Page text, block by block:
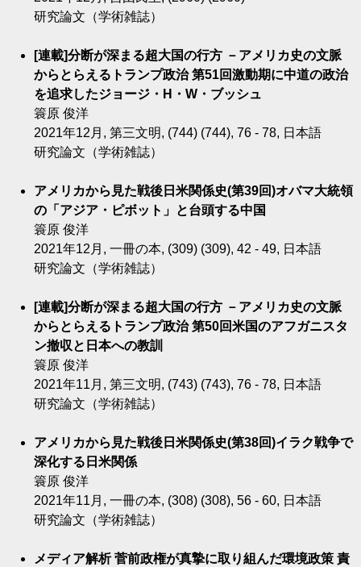
研究論文（学術雑誌）
[連載]分断が深まる超大国の行方 －アメリカ史の文脈
からとらえるトランプ政治 第51回激動期に中道の政治
を追求したジョージ・H・W・ブッシュ
簑原 俊洋
2021年12月, 第三文明, (744) (744), 76 - 78, 日本語
研究論文（学術雑誌）
アメリカから見た戦後日米関係史(第39回)オバマ大統領
の「アジア・ピボット」と台頭する中国
簑原 俊洋
2021年12月, 一冊の本, (309) (309), 42 - 49, 日本語
研究論文（学術雑誌）
[連載]分断が深まる超大国の行方 －アメリカ史の文脈
からとらえるトランプ政治 第50回米国のアフガニスタ
ン撤収と日本への教訓
簑原 俊洋
2021年11月, 第三文明, (743) (743), 76 - 78, 日本語
研究論文（学術雑誌）
アメリカから見た戦後日米関係史(第38回)イラク戦争で
深化する日米関係
簑原 俊洋
2021年11月, 一冊の本, (308) (308), 56 - 60, 日本語
研究論文（学術雑誌）
メディア解析 菅前政権が真摯に取り組んだ環境政策 責